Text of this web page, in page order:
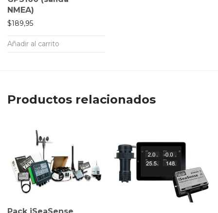
NMEA)
$189,95
Añadir al carrito
Productos relacionados